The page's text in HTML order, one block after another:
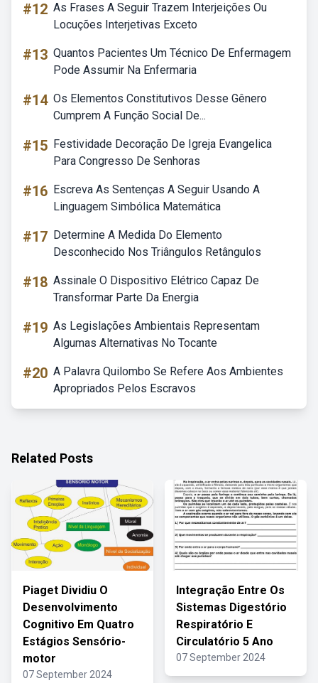
#12 As Frases A Seguir Trazem Interjeições Ou
Locuções Interjetivas Exceto
#13 Quantos Pacientes Um Técnico De Enfermagem
Pode Assumir Na Enfermaria
#14 Os Elementos Constitutivos Desse Gênero
Cumprem A Função Social De...
#15 Festividade Decoração De Igreja Evangelica
Para Congresso De Senhoras
#16 Escreva As Sentenças A Seguir Usando A
Linguagem Simbólica Matemática
#17 Determine A Medida Do Elemento
Desconhecido Nos Triângulos Retângulos
#18 Assinale O Dispositivo Elétrico Capaz De
Transformar Parte Da Energia
#19 As Legislações Ambientais Representam
Algumas Alternativas No Tocante
#20 A Palavra Quilombo Se Refere Aos Ambientes
Apropriados Pelos Escravos
Related Posts
Piaget Dividiu O
Desenvolvimento
Cognitivo Em Quatro
Estágios Sensório-
motor
07 September 2024
Integração Entre Os
Sistemas Digestório
Respiratório E
Circulatório 5 Ano
07 September 2024